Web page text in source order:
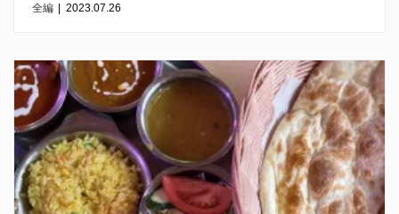
全編 | 2023.07.26